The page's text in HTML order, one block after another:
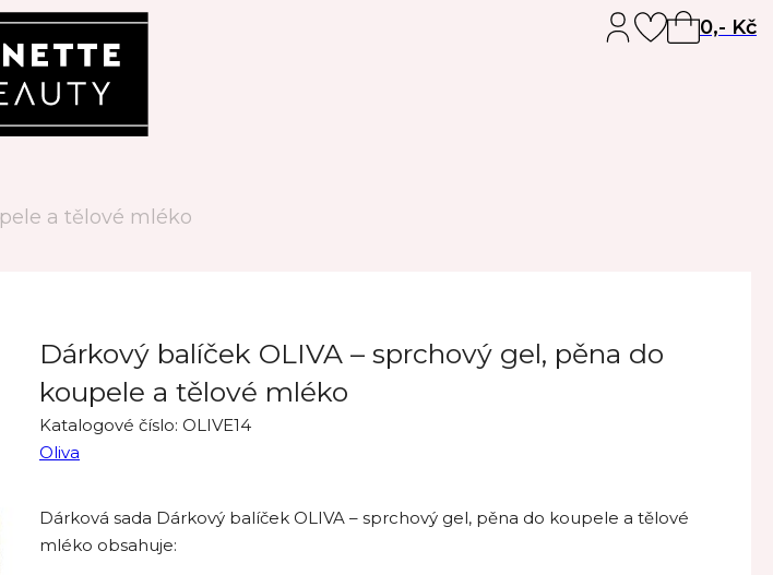
0,- Kč
a tělové mléko
Dárkový balíček OLIVA – sprchový gel, pěna do
koupele a tělové mléko
Katalogové číslo: OLIVE14
Oliva
Dárková sada Dárkový balíček OLIVA – sprchový gel, pěna do koupele a tělové
mléko obsahuje: